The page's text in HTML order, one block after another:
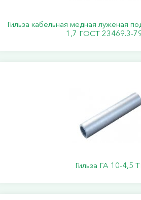
Гильза кабельная медная луженая
1,7 ГОСТ 23469.3-
Гильза ГА 10-4,5